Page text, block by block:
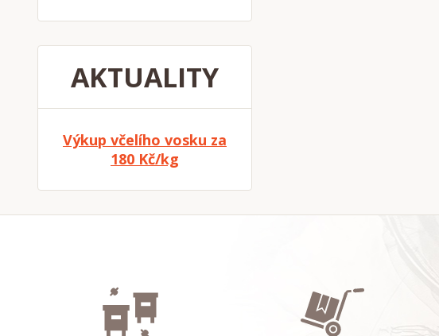
AKTUALITY
Výkup včelího vosku za
180 Kč/kg